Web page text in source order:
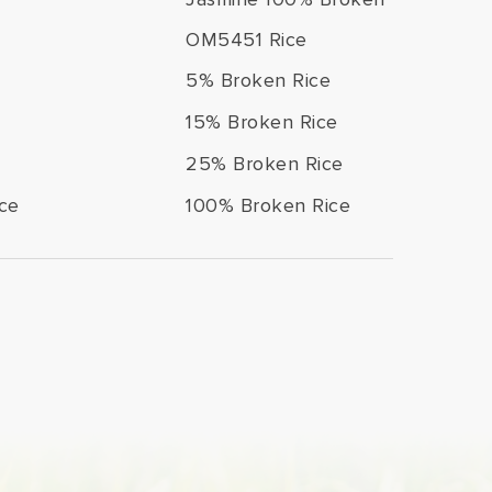
OM5451 Rice
5% Broken Rice
15% Broken Rice
25% Broken Rice
100% Broken Rice